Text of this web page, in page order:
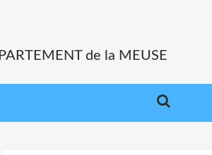
de la MEUSE